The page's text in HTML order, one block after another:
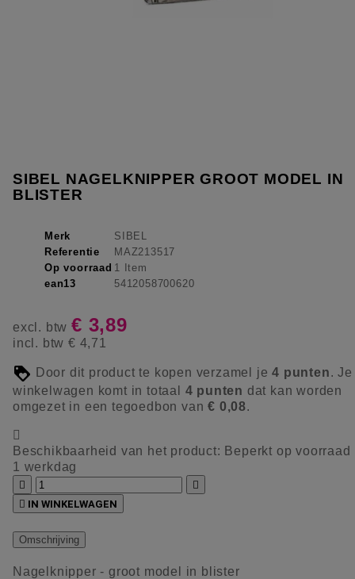
SIBEL NAGELKNIPPER GROOT MODEL IN
BLISTER
Merk
SIBEL
Referentie
MAZ213517
Op voorraad 1 Item
ean13
5412058700620
excl. btw € 3,89
incl. btw € 4,71
Door dit product te kopen verzamel je4 punten. Je
winkelwagen komt in totaal 4 punten dat kan worden
omgezet in een tegoedbon van€ 0,08.

Beschikbaarheid van het product: Beperkt op voorraad
1 werkdag


 IN WINKELWAGEN
Omschrijving
Nagelknipper - groot model in blister